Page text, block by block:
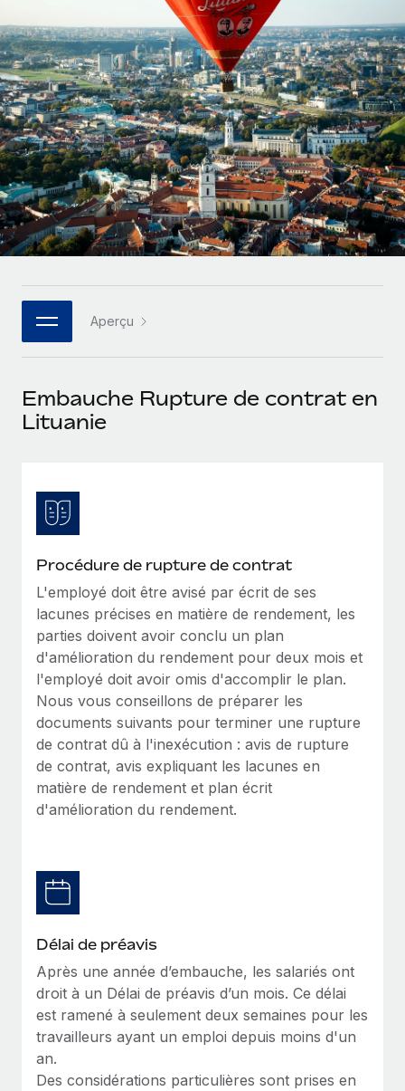
Gestion des freelances
Intégrez et gérez vos freelances partout dans le monde
PEO
Sous-traitez les opérations complexes liées à l’emploi
INFRASTRUCTURE
Intégration Remote
Intégrez vos RH aux flux de travail en toute simplicité
Plateforme
Des fonctions RH clés intégrées pour votre équipe
Connectez n'importe quel outil d’IA à Remote grâce à
notre MCP
Rationalisez vos processus avec des outils essentiels
Demandez aux experts
Recevez des conseils d’experts sur les RH à
l’international et la conformité
Contrôles d’antécédents
Simplifiez vos processus de présélection des
candidats
Remote Watchtower
Gardez un temps d’avance sur les risques en
matière de conformité
Gestion des appareils
Achetez et suivez vos équipements informatiques
dans le monde entier
Mobilité et déménagement international
employés
Avantages sociaux
Gérez facilement les avantages sociaux
Comparer Remote
Examinez notre service par rapport aux autres
CROISSANCE
Start-ups
Des solutions agiles et internationales pour les RH et la
paie des entreprises en pleine croissance
Entreprises intermédiaires
Développez vos équipes avec des solutions RH sur
mesure
Entreprise
Les RH à l’international pour les grandes entreprises
Partenaires stratégiques de la tech
Intégrez les RH à l’international de manière flexible
Remote Build
Conseil en intégrations et automatisations assistées par
l’IA
ÉTUDES DE CAS
Calculateur de paiement des freelances
Découvrez les devises disponibles et les vitesses de
paiement pour vos freelances internationaux
APPRENDRE AVEC REMOTE
Recherche et guides
Études de cas
Checklists et modèles
Descriptions de postes
Événements
Centre de ressources
Obtenir de l’aide
Voir toutes les ressources
BLOG
Paie multipays
EOR et PEO
Gestion des freelances
Taxes
Mises à jour des produits de Remote :
Intégrations Gusto et Xero et Gestion des
freelances Plus
Remote a toujours pour mission d'aider les entreprises de
toute taille à embaucher, gérer et payer...
En savoir plus
Nederlands
Français
Deutsch
Español
Italiano
Português (Portugal)
日本語
한국어
Connexion
Aperçu
Embauche Rupture de contrat en
Lituanie
Procédure de rupture de contrat
L'employé doit être avisé par écrit de ses
lacunes précises en matière de rendement, les
parties doivent avoir conclu un plan
d'amélioration du rendement pour deux mois et
l'employé doit avoir omis d'accomplir le plan.
Nous vous conseillons de préparer les
documents suivants pour terminer une rupture
de contrat dû à l'inexécution : avis de rupture
de contrat, avis expliquant les lacunes en
matière de rendement et plan écrit
d'amélioration du rendement.
Délai de préavis
Après une année d’embauche, les salariés ont
droit à un Délai de préavis d’un mois. Ce délai
est ramené à seulement deux semaines pour les
travailleurs ayant un emploi depuis moins d'un
an.
Des considérations particulières sont prises en